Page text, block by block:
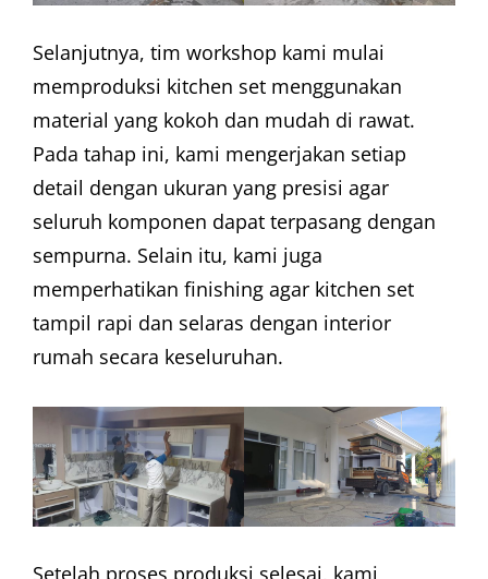
Selanjutnya, tim workshop kami mulai
memproduksi kitchen set menggunakan
material yang kokoh dan mudah di rawat.
Pada tahap ini, kami mengerjakan setiap
detail dengan ukuran yang presisi agar
seluruh komponen dapat terpasang dengan
sempurna. Selain itu, kami juga
memperhatikan finishing agar kitchen set
tampil rapi dan selaras dengan interior
rumah secara keseluruhan.
Setelah proses produksi selesai, kami